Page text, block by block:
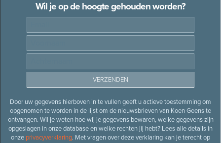
Wil je op de hoogte gehouden worden?
Door uw gegevens hierboven in te vullen geeft u actieve toestemming om
opgenomen te worden in de lijst om de nieuwsbrieven van Koen Geens te
ontvangen. Wil je weten hoe wij je gegevens bewaren, welke gegevens zijn
opgeslagen in onze database en welke rechten jij hebt? Lees alle details in
onze privacyverklaring. Met vragen over deze verklaring kan je terecht op